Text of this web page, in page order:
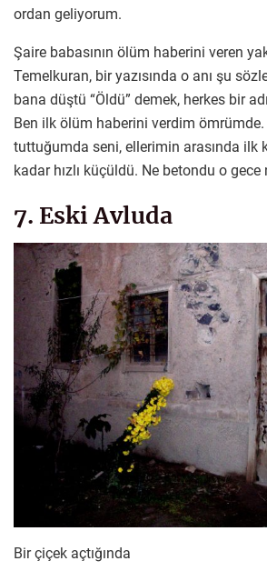
ordan geliyorum.
Şaire babasının ölüm haberini veren
Temelkuran, bir yazısında o anı şu
bana düştü “Öldü” demek, herkes bir
Ben ilk ölüm haberini verdim ömrümde.
tuttuğumda seni, ellerimin arasında ilk
kadar hızlı küçüldü. Ne betondu o gece
7. Eski Avluda
Bir çiçek açtığında